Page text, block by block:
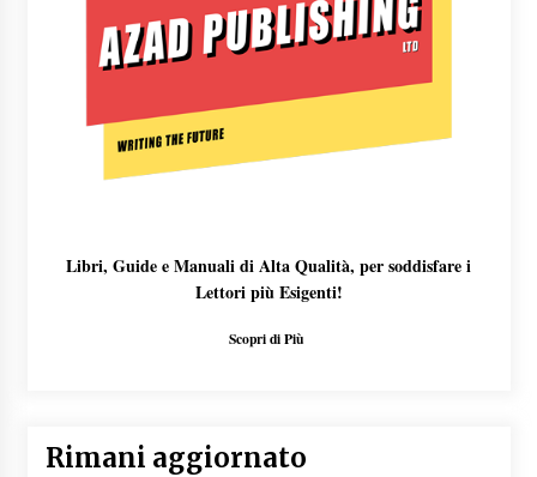
Libri, Guide e Manuali di Alta Qualità, per soddisfare i
Lettori più Esigenti!
Scopri di Più
Rimani aggiornato